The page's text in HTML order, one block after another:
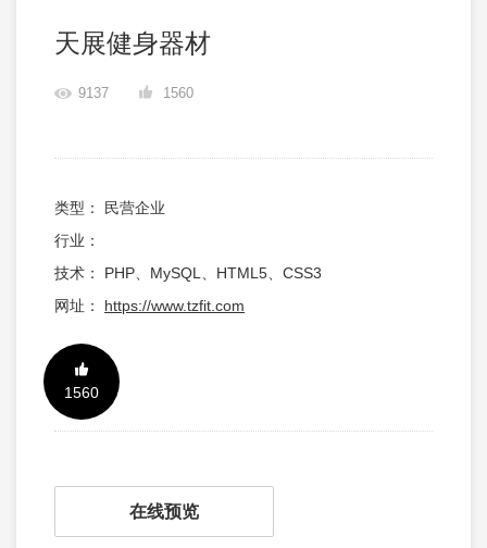
天展健身器材
9137 1560
类型： 民营企业
行业：
技术： PHP、MySQL、HTML5、CSS3
网址： https://www.tzfit.com
1560
在线预览